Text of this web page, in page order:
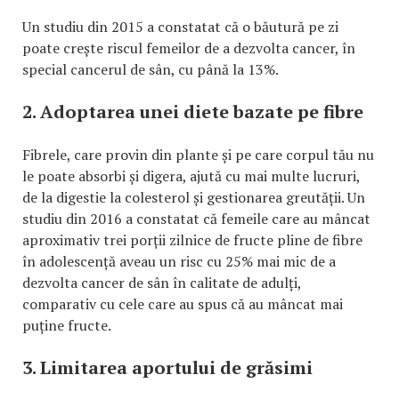
Un studiu din 2015 a constatat că o băutură pe zi
poate crește riscul femeilor de a dezvolta cancer, în
special cancerul de sân, cu până la 13%.
2. Adoptarea unei diete bazate pe fibre
Fibrele, care provin din plante și pe care corpul tău nu
le poate absorbi și digera, ajută cu mai multe lucruri,
de la digestie la colesterol și gestionarea greutății. Un
studiu din 2016 a constatat că femeile care au mâncat
aproximativ trei porții zilnice de fructe pline de fibre
în adolescență aveau un risc cu 25% mai mic de a
dezvolta cancer de sân în calitate de adulți,
comparativ cu cele care au spus că au mâncat mai
puține fructe.
3. Limitarea aportului de grăsimi